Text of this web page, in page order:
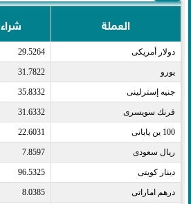
العملة شراء
دولار أمريكى​ 29.5264
يورو​ 31.7822
جنيه إسترلينى​ 35.8332
فرنك سويسرى​ 31.6332
100 ين يابانى​ 22.6031
ريال سعودى​ 7.8597
دينار كويتى​ 96.5325
درهم اماراتى​ 8.0385